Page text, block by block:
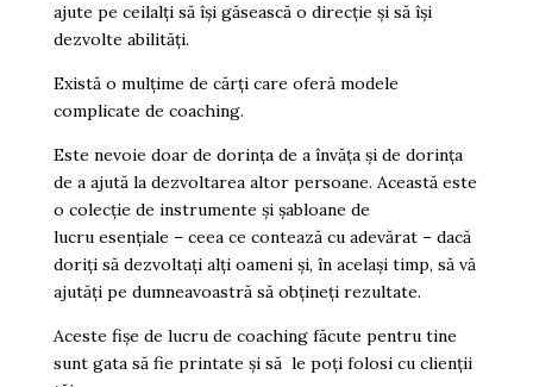
ajute pe ceilalți să își găsească o direcție și să își
dezvolte abilități.
Există o mulțime de cărți care oferă modele
complicate de coaching.
Este nevoie doar de dorința de a învăța și de dorința
de a ajută la dezvoltarea altor persoane. Această este
o colecție de instrumente și șabloane de
lucru esențiale – ceea ce contează cu adevărat – dacă
doriți să dezvoltați alți oameni și, în același timp, să vă
ajutăți pe dumneavoastră să obțineți rezultate.
Aceste fișe de lucru de coaching făcute pentru tine
sunt gata să fie printate și să le poți folosi cu clienții